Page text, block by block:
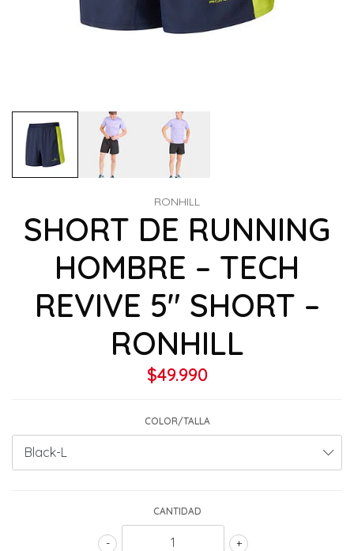
RONHILL
SHORT DE RUNNING
HOMBRE – TECH
REVIVE 5″ SHORT –
RONHILL
$49.990
COLOR/TALLA
CANTIDAD
+
-